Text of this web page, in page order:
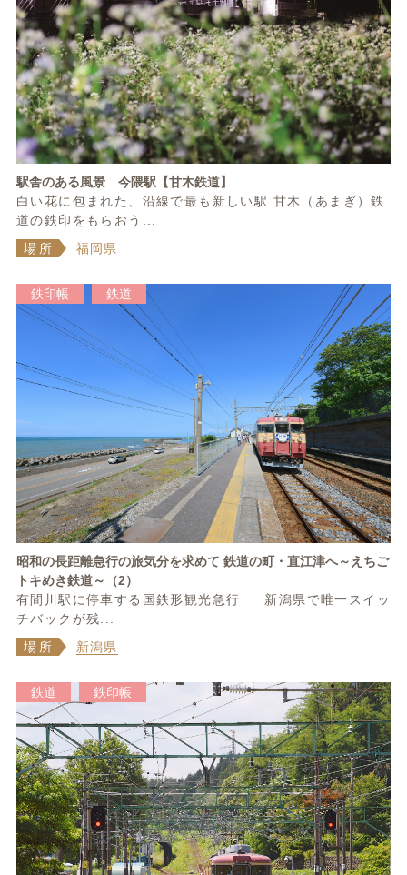
駅舎のある風景 今隈駅【甘木鉄道】
白い花に包まれた、沿線で最も新しい駅 甘木（あまぎ）鉄
道の鉄印をもらおう...
場所
福岡県
鉄印帳 鉄道
昭和の長距離急行の旅気分を求めて 鉄道の町・直江津へ～えちご
トキめき鉄道～（2）
有間川駅に停車する国鉄形観光急行 新潟県で唯一スイッ
チバックが残...
場所
新潟県
鉄道 鉄印帳